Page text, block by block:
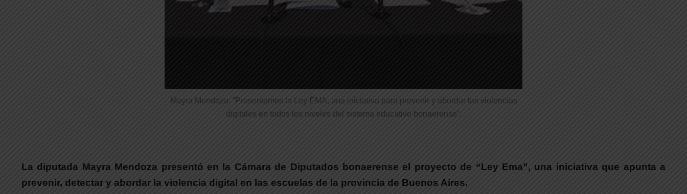
Mayra Mendoza: “Presentamos la Ley EMA, una iniciativa para prevenir y abordar las violencias
digitales en todos los niveles del sistema educativo bonaerense”.
La diputada Mayra Mendoza presentó en la Cámara de Diputados bonaerense el proyecto de “Ley Ema”, una iniciativa que apunta a
prevenir, detectar y abordar la violencia digital en las escuelas de la provincia de Buenos Aires.